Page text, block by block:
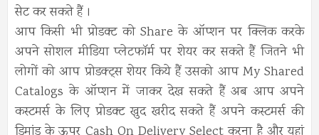
सेट कर सकते हैं ।
आप किसी भी प्रोडक्ट को Share के ऑप्शन पर क्लिक करके
अपने सोशल मीडिया प्लेटफॉर्म पर शेयर कर सकते हैं जितने भी
लोगों को आप प्रोडक्ट्स शेयर किये हैं उसको आप My Shared
Catalogs के ऑप्शन में जाकर देख सकते हैं अब आप अपने
कस्टमर्स के लिए प्रोडक्ट खुद खरीद सकते हैं अपने कस्टमर्स की